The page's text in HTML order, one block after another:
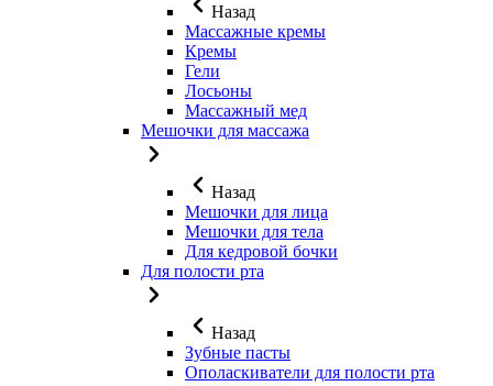
Назад
Массажные кремы
Кремы
Гели
Лосьоны
Массажный мед
Мешочки для массажа
Назад
Мешочки для лица
Мешочки для тела
Для кедровой бочки
Для полости рта
Назад
Зубные пасты
Ополаскиватели для полости рта